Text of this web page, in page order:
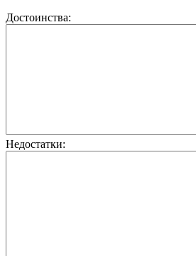
Достоинства:
Недостатки: